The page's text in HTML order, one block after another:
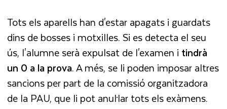
Tots els aparells han d'estar apagats i guardats
dins de bosses i motxilles. Si es detecta el seu
ús, l'alumne serà expulsat de l'examen i tindrà
un 0 a la prova. A més, se li poden imposar altres
sancions per part de la comissió organitzadora
de la PAU, que li pot anul·lar tots els exàmens.